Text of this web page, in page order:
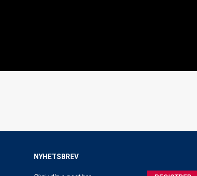
NYHETSBREV